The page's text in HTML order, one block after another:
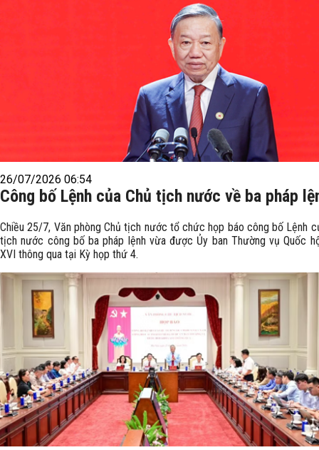
26/07/2026 06:54
Công bố Lệnh của Chủ tịch nước về ba pháp
Chiều 25/7, Văn phòng Chủ tịch nước tổ chức họp báo công bố Lệnh
tịch nước công bố ba pháp lệnh vừa được Ủy ban Thường vụ Quốc
XVI thông qua tại Kỳ họp thứ 4.